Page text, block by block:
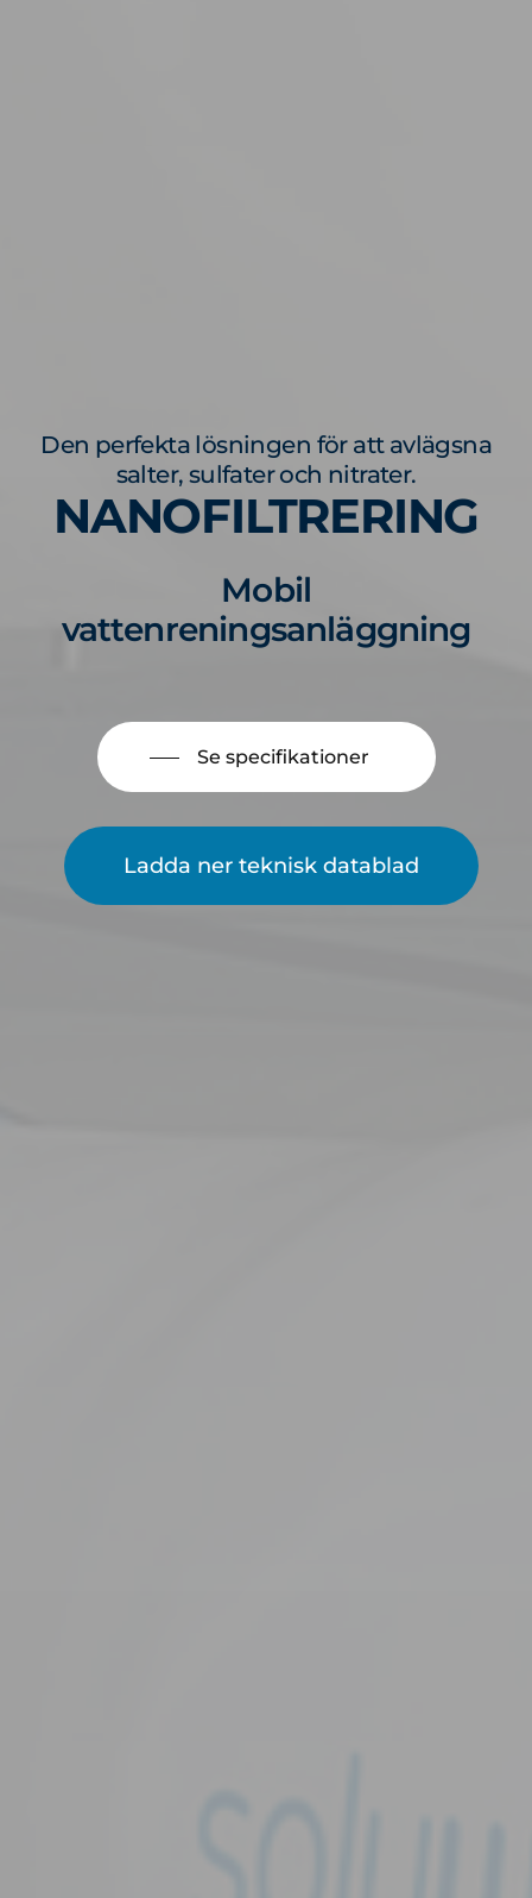
Den perfekta lösningen för att avlägsna
salter, sulfater och nitrater.
NANOFILTRERING
Mobil
vattenreningsanläggning
Se specifikationer
Ladda ner teknisk datablad